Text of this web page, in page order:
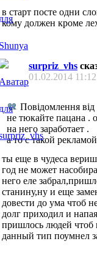
в старт посте одни
кому должен кроме
surpriz_vhs
01.02.2014 11:12
Повідомлення від
не тюкайте пацана .
на него заработает .
а то с такой
ты еще в чудеса
год не может
него еле
станину,ну и еще
довести до ума чтоб
долг приходил и
пришлось людей чтоб
данный тип поумнел